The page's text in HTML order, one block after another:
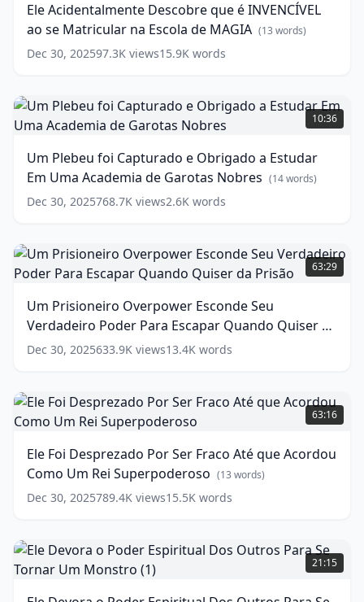
Demônio
Todos
Dias ( 17
é
INVENCÍVEL
ao
se
na
Escola
de
words)
Ele Acidentalmente Descobre que é INVENCÍVEL
ao se Matricular na Escola de MAGIA (13 words)
Dec 30, 202597.3K views15.9K words
Um
Plebeu
foi
e
Obrigado
a
Estudar
Uma
Academia
de
Nobres (14
words)
10:36
Um Plebeu foi Capturado e Obrigado a Estudar
Em Uma Academia de Garotas Nobres (14words)
Dec 30, 2025768.7K views2.6K words
Um
Prisioneiro
Overpower
Seu
Verdadeiro
Poder
Para
Quando
Quiser
da
words)
63:29
Um Prisioneiro Overpower Esconde Seu
Verdadeiro Poder Para Escapar Quando Quiser da
Prisão
(13words)
Dec 30, 2025633.9K views13.4K words
Ele
Foi
Desprezado
Ser
Fraco
Até
que
Como
Um
Rei
63:16
Ele Foi Desprezado Por Ser Fraco Até que Acordou
Como Um Rei Superpoderoso (13 words)
Dec 30, 2025789.4K views15.5K words
Ele
Devora
o
21:15